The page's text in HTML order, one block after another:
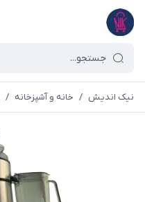
نیک اندیش / خانه و آشپزخانه /